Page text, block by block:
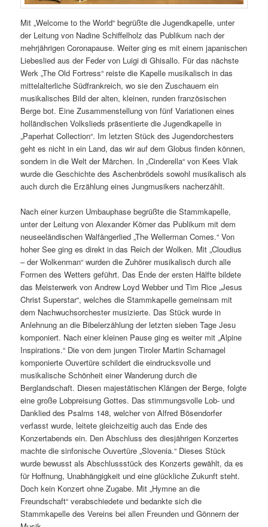
Mit „Welcome to the World“ begrüßte die Jugendkapelle, unter
der Leitung von Nadine Schiffelholz das Publikum nach der
mehrjährigen Coronapause. Weiter ging es mit einem japanischen
Liebeslied aus der Feder von Luigi di Ghisallo. Für das nächste
Werk „The Old Fortress“ reiste die Kapelle musikalisch in das
mittelalterliche Südfrankreich, wo sie den Zuschauern ein
musikalisches Bild der alten, kleinen, runden französischen
Berge bot. Eine Zusammenstellung von fünf Variationen eines
holländischen Volkslieds präsentierte die Jugendkapelle in
„Paperhat Collection“. Im letzten Stück des Jugendorchesters
geht es nicht in ein Land, das wir auf dem Globus finden können,
sondern in die Welt der Märchen. In „Cinderella“ von Kees Vlak
wurde die Geschichte des Aschenbrödels sowohl musikalisch als
auch durch die Erzählung eines Jungmusikers nacherzählt.
Nach einer kurzen Umbauphase begrüßte die Stammkapelle,
unter der Leitung von Alexander Körner das Publikum mit dem
neuseeländischen Walfängerlied „The Wellerman Comes.“ Von
hoher See ging es direkt in das Reich der Wolken. Mit „Cloudius
– der Wolkenman“ wurden die Zuhörer musikalisch durch alle
Formen des Wetters geführt. Das Ende der ersten Hälfte bildete
das Meisterwerk von Andrew Loyd Webber und Tim Rice „Jesus
Christ Superstar“, welches die Stammkapelle gemeinsam mit
dem Nachwuchsorchester musizierte. Das Stück wurde in
Anlehnung an die Bibelerzählung der letzten sieben Tage Jesu
komponiert. Nach einer kleinen Pause ging es weiter mit „Alpine
Inspirations.“ Die von dem jungen Tiroler Martin Scharnagel
komponierte Ouvertüre schildert die eindrucksvolle und
musikalische Schönheit einer Wanderung durch die
Berglandschaft. Diesen majestätischen Klängen der Berge, folgte
eine große Lobpreisung Gottes. Das stimmungsvolle Lob- und
Danklied des Psalms 148, welcher von Alfred Bösendorfer
verfasst wurde, leitete gleichzeitig auch das Ende des
Konzertabends ein. Den Abschluss des diesjährigen Konzertes
machte die sinfonische Ouvertüre „Slovenia.“ Dieses Stück
wurde bewusst als Abschlussstück des Konzerts gewählt, da es
für Hoffnung, Unabhängigkeit und eine glückliche Zukunft steht.
Doch kein Konzert ohne Zugabe. Mit „Hymne an die
Freundschaft“ verabschiedete und bedankte sich die
Stammkapelle des Vereins bei allen Freunden und Gönnern der